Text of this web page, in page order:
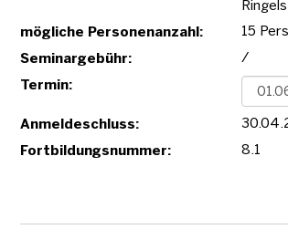
mögliche Personenanzahl:
15
Seminargebühr:
/
Termin:
Anmeldeschluss:
Fortbildungsnummer:
8.1